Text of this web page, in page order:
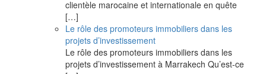
clientèle marocaine et internationale en quête
[…]
Le rôle des promoteurs immobiliers dans les
projets d’investissement
Le rôle des promoteurs immobiliers dans les
projets d’investissement à Marrakech Qu’est-ce